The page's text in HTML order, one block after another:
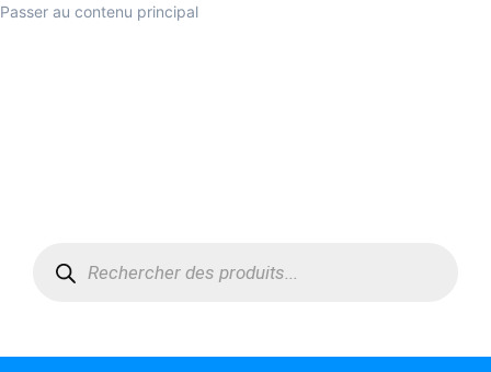
Passer au contenu principal